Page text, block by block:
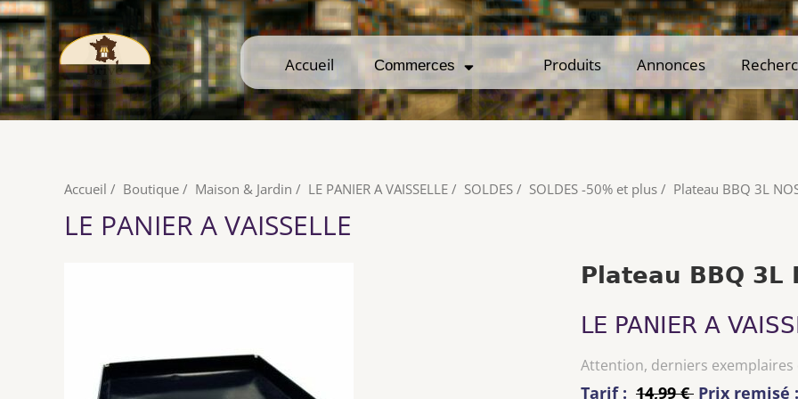
Accueil Commerces Produits Annonces
Accueil Commerces Produits Annonces
Accueil / Boutique / Maison & Jardin / LE PANIER A VAISSELLE / SOLDES / SOLDES -50% et plus / Plateau BBQ 3L
LE PANIER A VAISSELLE
Plateau BBQ 3L
LE PANIER A
Attention, derniers exemplaires
Tarif : 14,99 € Prix remisé :